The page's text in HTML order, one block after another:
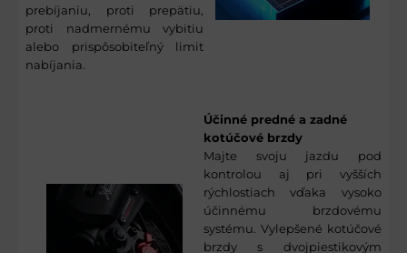
prebíjaniu, proti prepätiu,
proti nadmernému vybitiu
alebo prispôsobiteľný limit
nabíjania.
Účinné predné a zadné
kotúčové brzdy
Majte svoju jazdu pod
kontrolou aj pri vyšších
rýchlostiach vďaka vysoko
účinnému brzdovému
systému. Vylepšené kotúčové
brzdy s dvojpiestikovým